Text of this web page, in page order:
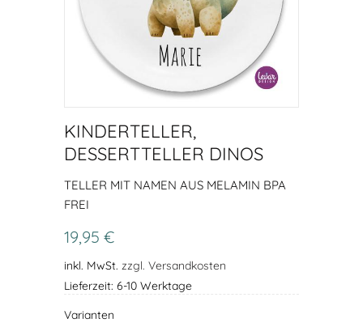
KINDERTELLER,
DESSERTTELLER DINOS
TELLER MIT NAMEN AUS MELAMIN BPA
FREI
19,95 €
inkl. MwSt. zzgl. Versandkosten
Lieferzeit: 6-10 Werktage
Varianten